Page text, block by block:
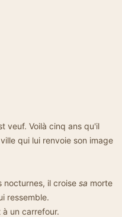
veuf. Voilà cinq ans qu'il
qui lui renvoie son image
nocturnes, il croise sa morte
ressemble.
un carrefour.